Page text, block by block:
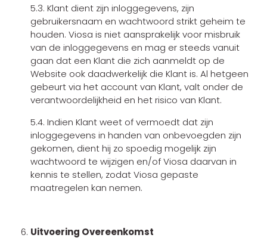
5.3. Klant dient zijn inloggegevens, zijn
gebruikersnaam en wachtwoord strikt geheim te
houden. Viosa is niet aansprakelijk voor misbruik
van de inloggegevens en mag er steeds vanuit
gaan dat een Klant die zich aanmeldt op de
Website ook daadwerkelijk die Klant is. Al hetgeen
gebeurt via het account van Klant, valt onder de
verantwoordelijkheid en het risico van Klant.
5.4. Indien Klant weet of vermoedt dat zijn
inloggegevens in handen van onbevoegden zijn
gekomen, dient hij zo spoedig mogelijk zijn
wachtwoord te wijzigen en/of Viosa daarvan in
kennis te stellen, zodat Viosa gepaste
maatregelen kan nemen.
Uitvoering Overeenkomst